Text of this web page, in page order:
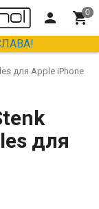
для Apple iPhone
для